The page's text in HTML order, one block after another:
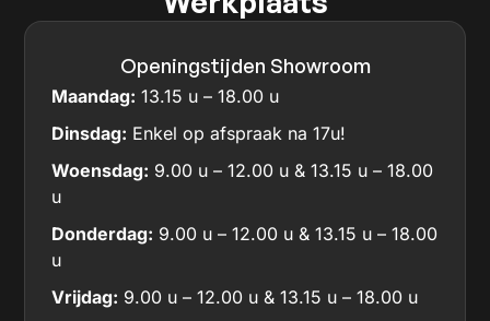
Openingstijden Showroom
Maandag: 13.15 u – 18.00 u
Dinsdag: Enkel op afspraak na 17u!
Woensdag: 9.00 u – 12.00 u & 13.15 u – 18.00
u
Donderdag: 9.00 u – 12.00 u & 13.15 u – 18.00
u
Vrijdag: 9.00 u – 12.00 u & 13.15 u – 18.00 u